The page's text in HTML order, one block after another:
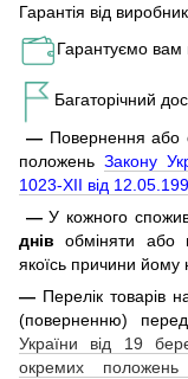
Гарантія від
Гарантуємо вам
Багаторічний
— Повернення або
положень Закону
1023-XII від
—У кожного
днів обміняти або
якоїсь причини йому
— Перелік товарів
(поверненню)
України від 19
окремих